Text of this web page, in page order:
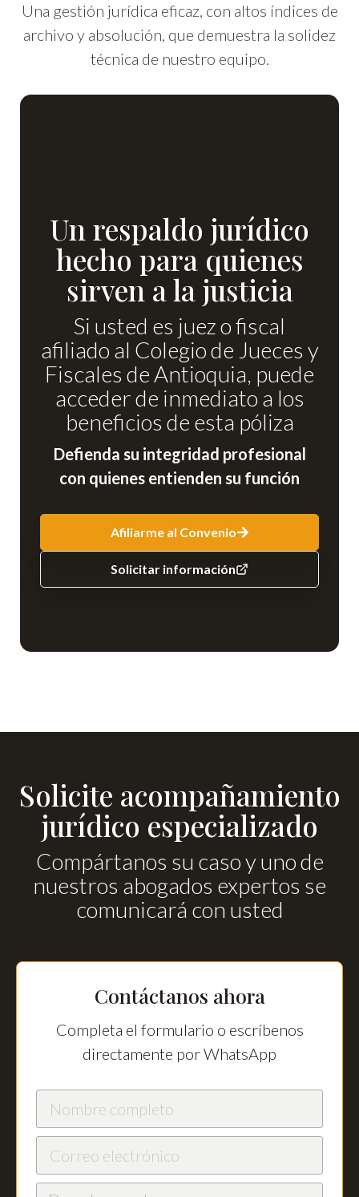
Una gestión jurídica eficaz, con altos índices de
archivo y absolución, que demuestra la solidez
técnica de nuestro equipo.
Un respaldo jurídico
hecho para quienes
sirven a la justicia
Si usted es juez o fiscal
afiliado al Colegio de Jueces y
Fiscales de Antioquia, puede
acceder de inmediato a los
beneficios de esta póliza
Defienda su integridad profesional
con quienes entienden su función
Afiliarme al Convenio
Solicitar información
Solicite acompañamiento
jurídico especializado
Compártanos su caso y uno de
nuestros abogados expertos se
comunicará con usted
Contáctanos ahora
Completa el formulario o escríbenos
directamente por WhatsApp